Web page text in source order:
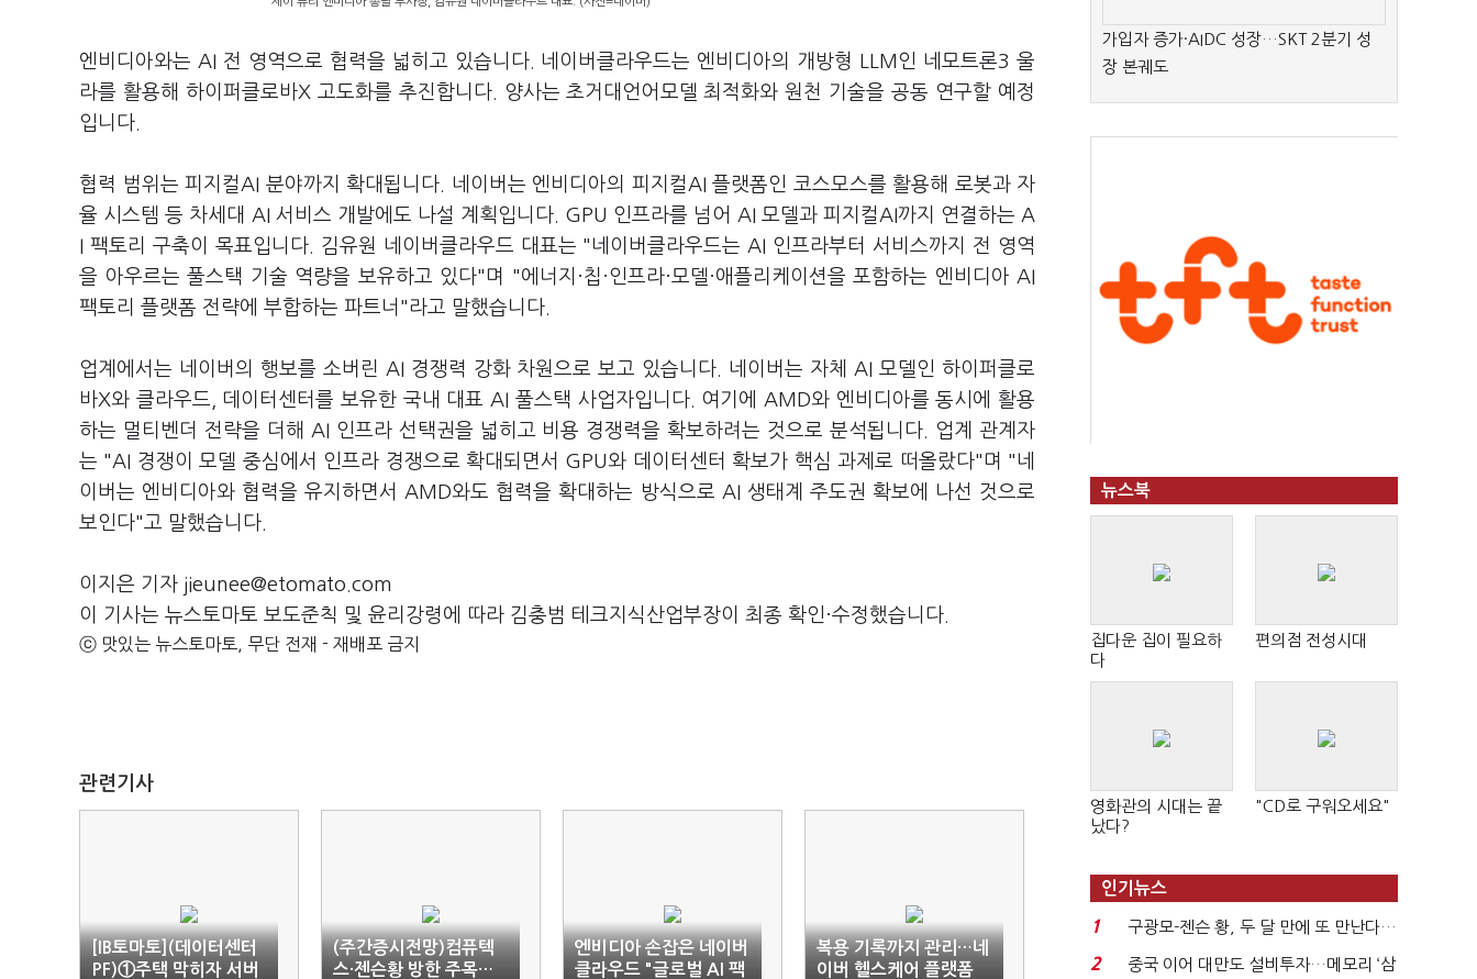
엔비디아와는 AI 전 영역으로 협력을 넓히고 있습니다. 네이버클라우드는 엔비디아의 개방형 LLM인 네모트론3 울
라를 활용해 하이퍼클로바X 고도화를 추진합니다. 양사는 초거대언어모델 최적화와 원천 기술을 공동 연구할 예정
입니다.
협력 범위는 피지컬AI 분야까지 확대됩니다. 네이버는 엔비디아의 피지컬AI 플랫폼인 코스모스를 활용해 로봇과 자
율 시스템 등 차세대 AI 서비스 개발에도 나설 계획입니다. GPU 인프라를 넘어 AI 모델과 피지컬AI까지 연결하는 A
I 팩토리 구축이 목표입니다. 김유원 네이버클라우드 대표는 "네이버클라우드는 AI 인프라부터 서비스까지 전 영역
을 아우르는 풀스택 기술 역량을 보유하고 있다"며 "에너지·칩·인프라·모델·애플리케이션을 포함하는 엔비디아 AI
팩토리 플랫폼 전략에 부합하는 파트너"라고 말했습니다.
업계에서는 네이버의 행보를 소버린 AI 경쟁력 강화 차원으로 보고 있습니다. 네이버는 자체 AI 모델인 하이퍼클로
바X와 클라우드, 데이터센터를 보유한 국내 대표 AI 풀스택 사업자입니다. 여기에 AMD와 엔비디아를 동시에 활용
하는 멀티벤더 전략을 더해 AI 인프라 선택권을 넓히고 비용 경쟁력을 확보하려는 것으로 분석됩니다. 업계 관계자
는 "AI 경쟁이 모델 중심에서 인프라 경쟁으로 확대되면서 GPU와 데이터센터 확보가 핵심 과제로 떠올랐다"며 "네
이버는 엔비디아와 협력을 유지하면서 AMD와도 협력을 확대하는 방식으로 AI 생태계 주도권 확보에 나선 것으로
보인다"고 말했습니다.
이지은 기자 jieunee@etomato.com
이 기사는 뉴스토마토 보도준칙 및 윤리강령에 따라 김충범 테크지식산업부장이 최종 확인·수정했습니다.
ⓒ 맛있는 뉴스토마토, 무단 전재 - 재배포 금지
관련기사
[IB토마토](데이터센터
PF)①주택 막히자 서버
(주간증시전망)컴퓨텍
스·젠슨황 방한 주목…
엔비디아 손잡은 네이버
클라우드 "글로벌 AI 팩
복용 기록까지 관리…네
이버 헬스케어 플랫폼
가입자 증가·AIDC 성장…SKT 2분기 성
장 본궤도
뉴스북
집다운 집이 필요하
다
편의점 전성시대
영화관의 시대는 끝
났다?
"CD로 구워오세요"
인기뉴스
1
구광모-젠슨 황, 두 달 만에 또 만난다…
로봇·AI 등 논...
2
중국 이어 대만도 설비투자…메모리 ‘삼